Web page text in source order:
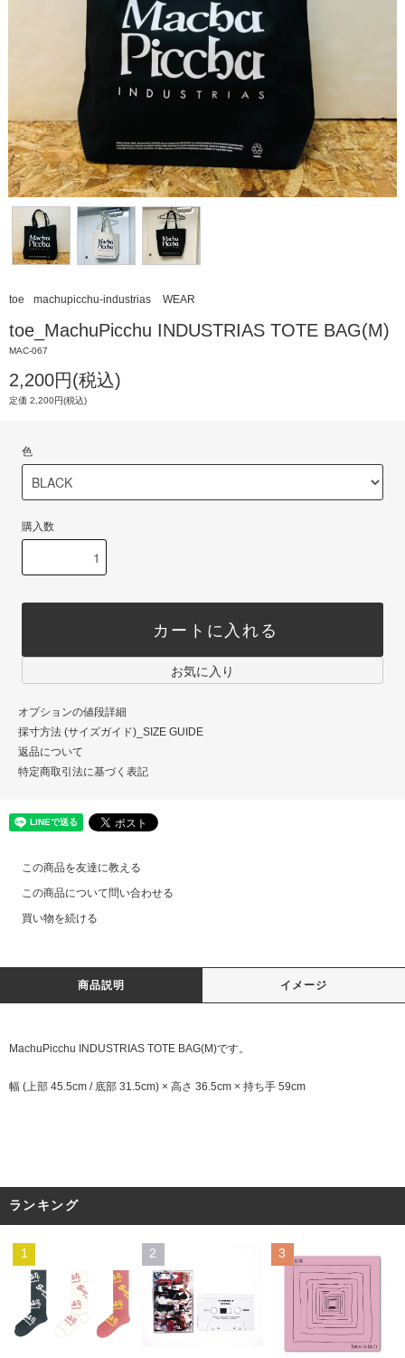
toe machupicchu-industrias WEAR
toe_MachuPicchu INDUSTRIAS TOTE BAG(M)
MAC-067
2,200円(税込)
定価 2,200円(税込)
色
購入数
カートに入れる
お気に入り
オプションの値段詳細
採寸方法 (サイズガイド)_SIZE GUIDE
返品について
特定商取引法に基づく表記
この商品を友達に教える
この商品について問い合わせる
買い物を続ける
商品説明 イメージ
MachuPicchu INDUSTRIAS TOTE BAG(M)です。
幅 (上部 45.5cm / 底部 31.5cm) × 高さ 36.5cm × 持ち手 59cm
ランキング
1 2 3